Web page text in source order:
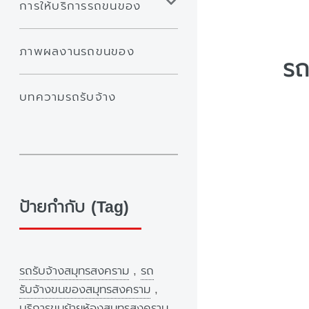
ร
การให้บริการรถขนของ
ภาพผลงานรถขนของ
บทความรถรับจ้าง
ป้ายกำกับ (Tag)
รถรับจ้างสมุทรสงคราม , รถ
รับจ้างขนของสมุทรสงคราม ,